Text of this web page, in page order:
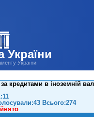
України
України
кредитами в іноземній
Всього:274